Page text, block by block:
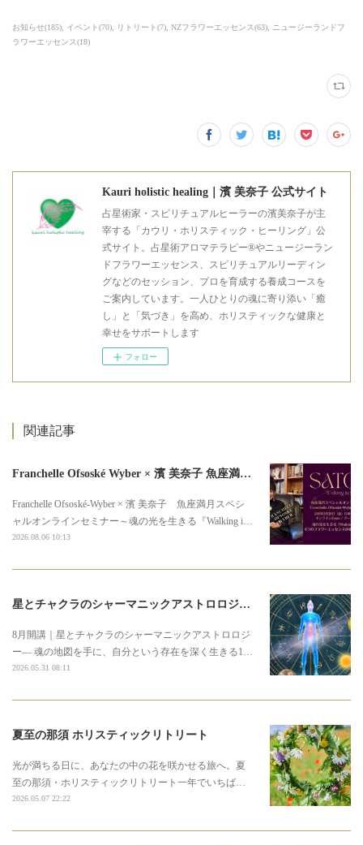
お知らせ(185) イベント(70) リトリート(7) NZフラワーエッセンス(63)
ニュージーランドフ
ラワーエッセンス(18)
Kauri holistic healing｜濱 美奈子 公式サイト
占星術家・スピリチュアルヒーラーの濱美奈子が主
宰する「カウリ・ホリスティック・ヒーリング」公
式サイト。占星術アロマテラピー®やニュージーラン
ドフラワーエッセンス、スピリチュアルリーディン
グなどのセッション、プロを育成する養成コースを
ご案内しています。一人ひとりの魂に寄り添い「癒
し」と「気づき」を高め、ホリスティックな健康と
幸せをサポートします
フォロー
関連記事
Franchelle Ofsoské Wyber × 濱 美奈子 魚座満月スペシャルオンラインセミナー
Franchelle Ofsoské-Wyber × 濱 美奈子 魚座満月スペシ
ャルオンラインセミナー～魂の光を生きる『Walking i…
2026.08.06 10:13
星とチャクラのシャーマニックアストロロジー3期募集のお知らせ
8月開講｜星とチャクラのシャーマニックアストロロジ
ー― 魂の地図を手に、自分という存在を深く生きる1…
2026.05.31 08:11
夏至の那須 ホリスティックリトリート
光が満ちる日に、あなたの中の花を咲かせる旅へ。夏
至の那須・ホリスティックリトリート一年でいちば…
2026.05.07 22:22